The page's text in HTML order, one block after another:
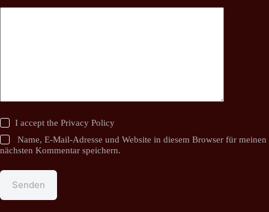
I accept thePrivacy Policy
Name, E-Mail-Adresse und Website in diesem Browser für meinen
nächsten Kommentar speichern.
Senden